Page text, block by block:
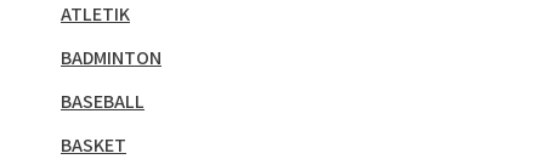
ATLETIK
BADMINTON
BASEBALL
BASKET